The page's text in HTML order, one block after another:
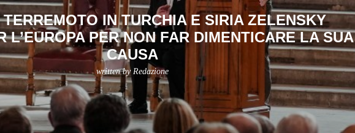
IN TURCHIA E SIRIA ZELENSKY
L’EUROPA PER NON FAR DIMENTICARE LA SUA
CAUSA
written by Redazione